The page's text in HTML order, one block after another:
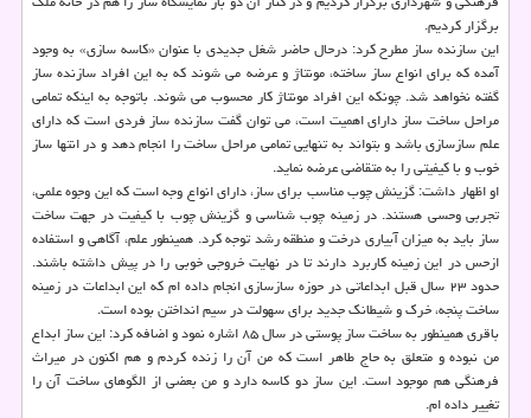
برگزار كردیم.
این سازنده ساز مطرح كرد: درحال حاضر شغل جدیدی با عنوان «كاسه سازی» به وجود
آمده كه برای انواع ساز ساخته، مونتاژ و عرضه می شوند كه به این افراد سازنده ساز
گفته نخواهد شد. چونكه این افراد مونتاژ كار محسوب می شوند. باتوجه به اینكه تمامی
مراحل ساخت ساز دارای اهمیت است، می توان گفت سازنده ساز فردی است كه دارای
علم سازسازی باشد و بتواند به تنهایی تمامی مراحل ساخت را انجام دهد و در انتها ساز
خوب و با كیفیتی را به متقاضی عرضه نماید.
او اظهار داشت: گزینش چوب مناسب برای ساز، دارای انواع وجه است كه این وجوه علمی،
تجربی وحسی هستند. در زمینه چوب شناسی و گزینش چوب با كیفیت در جهت ساخت
ساز باید به میزان آبیاری درخت و منطقه رشد توجه كرد. همینطور علم، آگاهی و استفاده
ازحس در این زمینه كاربرد دارند تا در نهایت خروجی خوبی را در پیش داشته باشند.
حدود ۲۳ سال قبل ابداعاتی در حوزه سازسازی انجام داده ام كه این ابداعات در زمینه
ساخت پنجه، خرك و شیطانك جدید برای سهولت در سیم انداختن بوده است.
باقری همینطور به ساخت ساز پوستی در سال ۸۵ اشاره نمود و اضافه كرد: این ساز ابداع
من نبوده و متعلق به حاج طاهر است كه من آن را زنده كردم و هم اكنون در میراث
فرهنگی هم موجود است. این ساز دو كاسه دارد و من بعضی از الگوهای ساخت آن را
تغییر داده ام.